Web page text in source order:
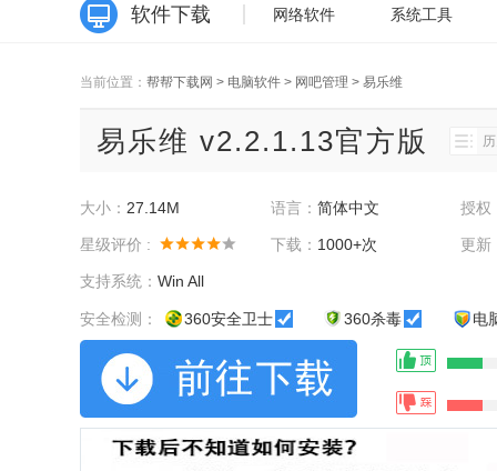
软件下载 网络软件 系统工具
当前位置： 帮帮下载网 > 电脑软件 > 网吧管理 > 易乐维
易乐维 v2.2.1.13官方版
大小： 27.14M 语言： 简体中文 授权
星级评价 : 下载： 1000+次 更新
支持系统： Win All
安全检测： 360安全卫士 360杀毒 电